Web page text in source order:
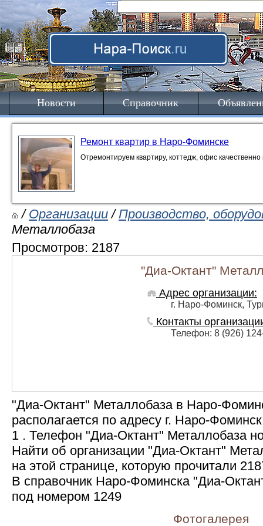
Новости Справочник
Ремонт квартир в Наро-Фоминске
Отремонтируем квартиру, коттедж, офис качественно
/ Организации /Производство,
Металлобаза
Просмотров: 2187
"Диа-Октант"
Адрес организации:
г. Наро-Фоминск,
Контакты
Телефон: 8 (926)
"Диа-Октант" Металлобаза в Наро-
располагается по адресу г. Наро-
1 . Телефон "Диа-Октант" Металлобаза
Найти об организации "Диа-Октант"
на этой странице, которую прочитали
В справочник Наро-Фоминска "Диа-
под номером 1249
Фотогалерея